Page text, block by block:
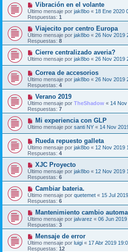
Vibración en el volante
Último mensaje por jak8bo « 18 Ene 2020
Respuestas: 1
Viajecito por centro Europa
Último mensaje por jak8bo « 26 Nov 2019
Respuestas: 8
Cierre centralizado averia?
Último mensaje por jak8bo « 26 Nov 2019
Correa de accesorios
Último mensaje por jak8bo « 26 Nov 2019
Respuestas: 4
Verano 2019
Último mensaje por TheShadow « 14
Respuestas: 7
Mi experiencia con GLP
Último mensaje por santi NY « 14 Nov
Rueda repuesto galleta
Último mensaje por jak8bo « 12 Nov 2019
Respuestas: 4
XJC Proyecto
Último mensaje por jak8bo « 12 Nov 2019
Respuestas: 6
Cambiar bateria.
Último mensaje por quetemet « 15 Jul
Respuestas: 6
Mantenimiento cambio
Último mensaje por jalvarez « 06 Jun 2019
Respuestas: 3
Mensaje de error
Último mensaje por luigi « 17 Abr 2019
Respuestas: 12